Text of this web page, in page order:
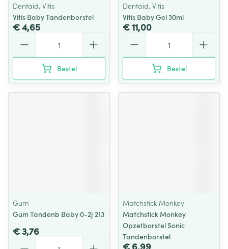
Dentaid, Vitis
Vitis Baby Tandenborstel
€ 4,65
Bestel
Dentaid, Vitis
Vitis Baby Gel 30ml
€ 11,00
Bestel
Gum
Gum Tandenb Baby 0-2j 213
€ 3,76
Matchstick Monkey
Matchstick Monkey
Opzetborstel Sonic
Tandenborstel
€ 6,99